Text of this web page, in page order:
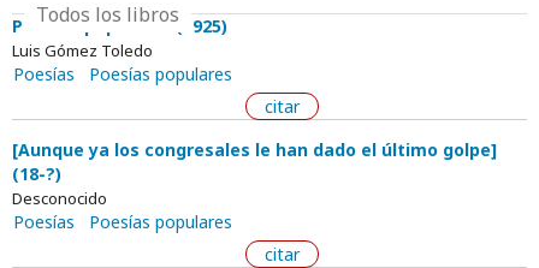
Todos los libros
Poesías populares (1925)
Luis Gómez Toledo
Poesías
Poesías populares
citar
[Aunque ya los congresales le han dado el último golpe]
(18-?)
Desconocido
Poesías
Poesías populares
citar